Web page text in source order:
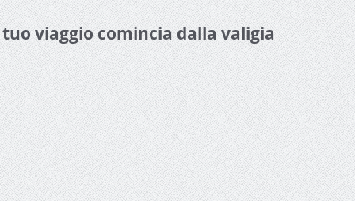
viaggio comincia dalla valigia